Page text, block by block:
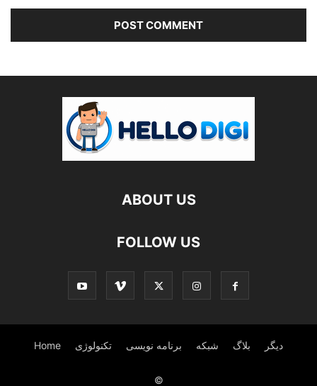
ABOUT US
FOLLOW US
دیگر بلاگ شبکه برنامه نویسی تکنولوژی Home
©